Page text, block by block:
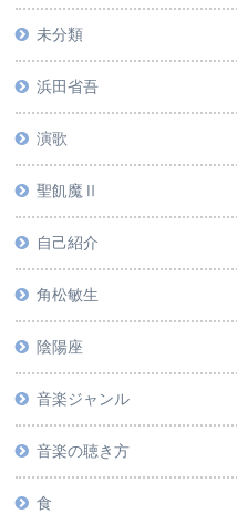
未分類
浜田省吾
演歌
聖飢魔Ⅱ
自己紹介
角松敏生
陰陽座
音楽ジャンル
音楽の聴き方
食